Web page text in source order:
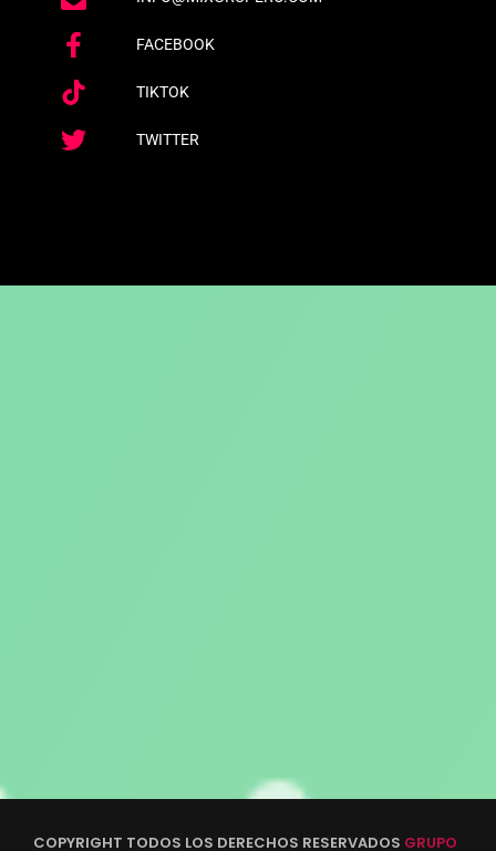
FACEBOOK
TIKTOK
TWITTER
COPYRIGHT TODOS LOS DERECHOS RESERVADOS GRUPO